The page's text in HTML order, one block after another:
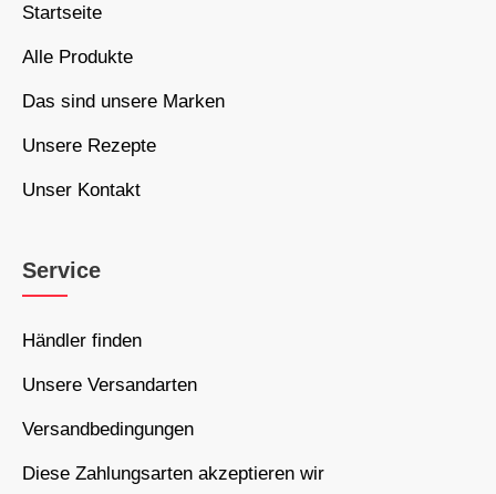
Startseite
Alle Produkte
Das sind unsere Marken
Unsere Rezepte
Unser Kontakt
Service
Händler finden
Unsere Versandarten
Versandbedingungen
Diese Zahlungsarten akzeptieren wir